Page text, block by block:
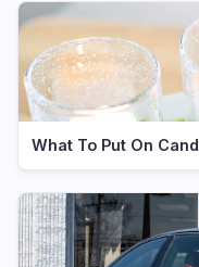
What To Put On